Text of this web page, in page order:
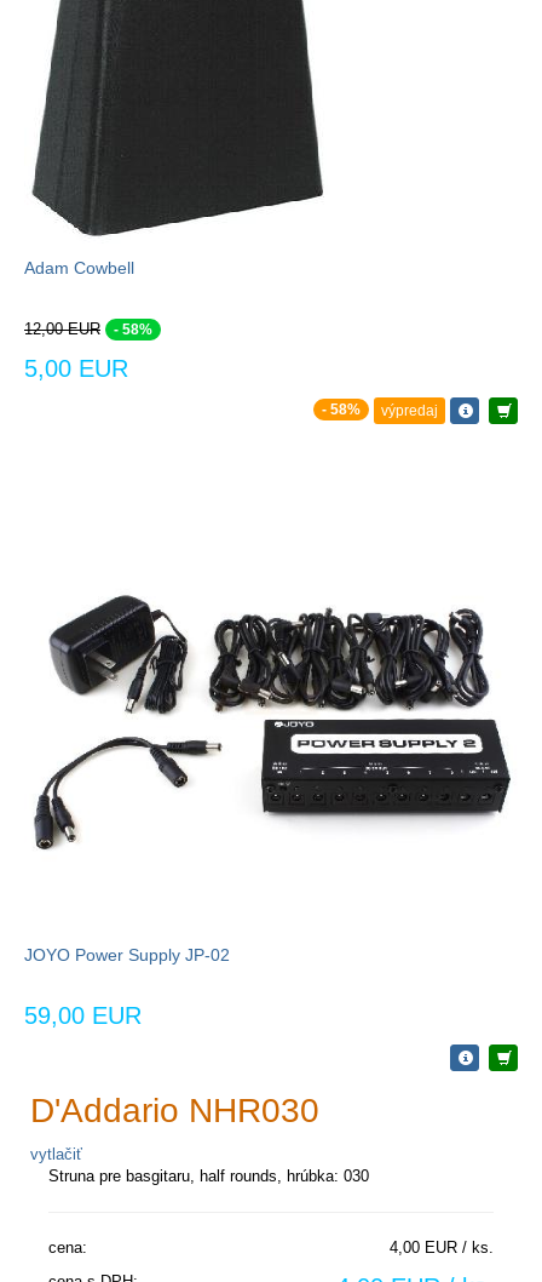
Adam Cowbell
12,00 EUR - 58%
5,00 EUR
- 58% výpredaj
JOYO Power Supply JP-02
59,00 EUR
D'Addario NHR030
vytlačiť
Struna pre basgitaru, half rounds, hrúbka: 030
cena:
4,00 EUR / ks.